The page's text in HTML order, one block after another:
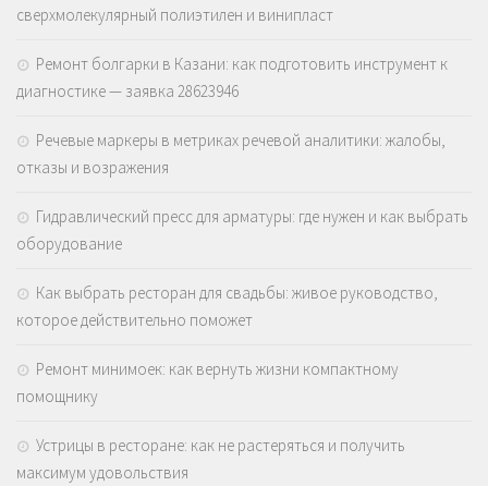
сверхмолекулярный полиэтилен и винипласт
Ремонт болгарки в Казани: как подготовить инструмент к
диагностике — заявка 28623946
Речевые маркеры в метриках речевой аналитики: жалобы,
отказы и возражения
Гидравлический пресс для арматуры: где нужен и как выбрать
оборудование
Как выбрать ресторан для свадьбы: живое руководство,
которое действительно поможет
Ремонт минимоек: как вернуть жизни компактному
помощнику
Устрицы в ресторане: как не растеряться и получить
максимум удовольствия